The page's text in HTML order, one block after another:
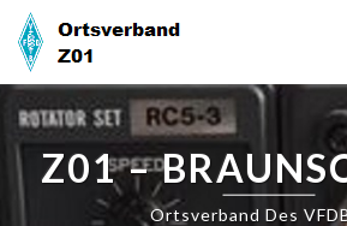
Skip
content
Z01 –
Ortsverband Des